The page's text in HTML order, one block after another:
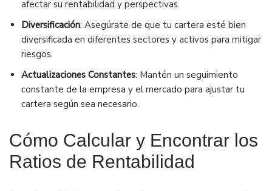
afectar su rentabilidad y perspectivas.
Diversificación: Asegúrate de que tu cartera esté bien
diversificada en diferentes sectores y activos para mitigar
riesgos.
Actualizaciones Constantes: Mantén un seguimiento
constante de la empresa y el mercado para ajustar tu
cartera según sea necesario.
Cómo Calcular y Encontrar los
Ratios de Rentabilidad